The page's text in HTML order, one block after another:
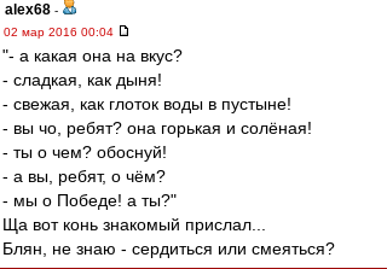
alex68 -
02 мар 2016 00:04
"- а какая она на вкус?
- сладкая, как дыня!
- свежая, как глоток воды в пустыне!
- вы чо, ребят? она горькая и солёная!
- ты о чем? обоснуй!
- а вы, ребят, о чём?
- мы о Победе! а ты?"
Ща вот конь знакомый прислал...
Блян, не знаю - сердиться или смеяться?